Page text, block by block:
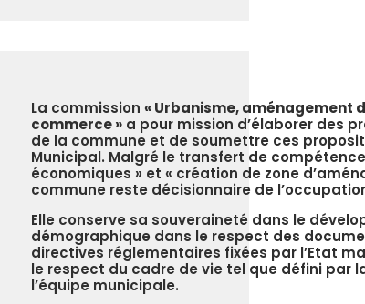
La commission « Urbanisme, aménagement
commerce » a pour mission d’élaborer des
de la commune et de soumettre ces
Municipal. Malgré le transfert de
économiques » et « création de zone
commune reste décisionnaire de
Elle conserve sa souveraineté dans le
démographique dans le respect des
directives réglementaires fixées par l’Etat
le respect du cadre de vie tel que défini par
l’équipe municipale.